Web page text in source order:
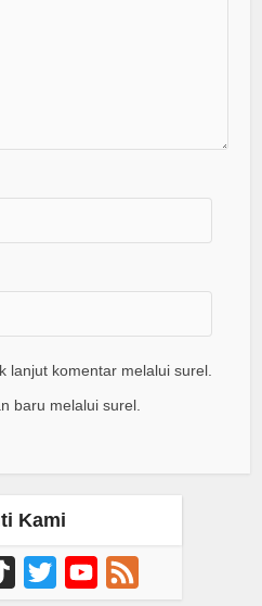
lanjut komentar melalui surel.
baru melalui surel.
Kami
TikTok Twitter YouTube